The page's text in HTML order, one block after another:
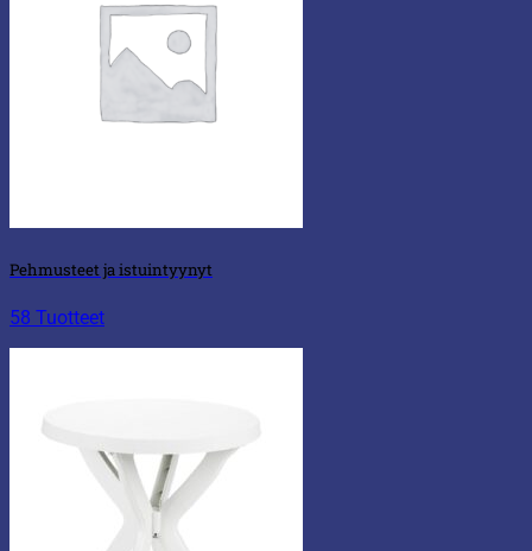
Pehmusteet ja istuintyynyt
58 Tuotteet